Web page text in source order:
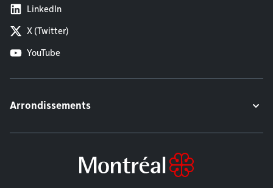
LinkedIn
X (Twitter)
YouTube
Arrondissements